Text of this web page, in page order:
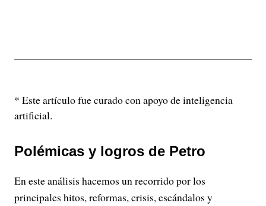
* Este artículo fue curado con apoyo de inteligencia
artificial.
Polémicas y logros de Petro
En este análisis hacemos un recorrido por los
principales hitos, reformas, crisis, escándalos y